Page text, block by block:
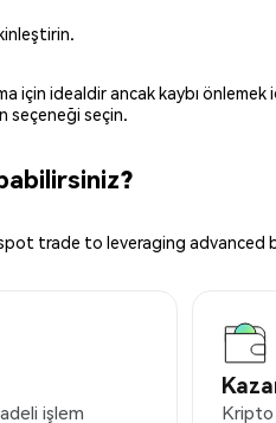
için idealdir ancak kaybı
seçeneği seçin.
trade to leveraging
işlem
Kripto